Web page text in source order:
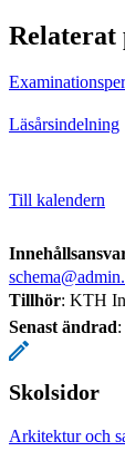
Relaterat
Läsårsindelning
Till kalendern
Tillhör: KTH
Senast ändrad:
Skolsidor
Arkitektur och